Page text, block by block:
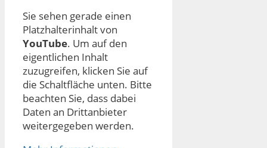
Sie sehen gerade einen
Platzhalterinhalt von
YouTube. Um auf den
eigentlichen Inhalt
zuzugreifen, klicken Sie auf
die Schaltfläche unten. Bitte
beachten Sie, dass dabei
Daten an Drittanbieter
weitergegeben werden.